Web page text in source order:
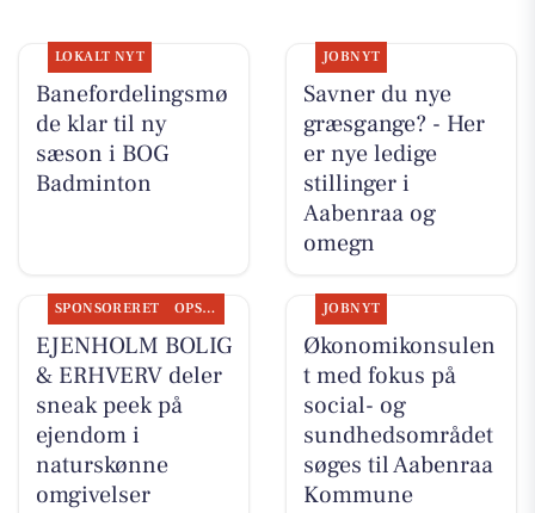
LOKALT NYT
Banefordelingsmø
de klar til ny
sæson i BOG
Badminton
JOBNYT
Savner du nye
græsgange? - Her
er nye ledige
stillinger i
Aabenraa og
omegn
SPONSORERET OPSLAGSTAVLEN
EJENHOLM BOLIG
& ERHVERV deler
sneak peek på
ejendom i
naturskønne
omgivelser
JOBNYT
Økonomikonsulen
t med fokus på
social- og
sundhedsområdet
søges til Aabenraa
Kommune